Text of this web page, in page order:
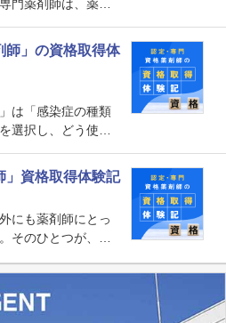
門薬剤師は、薬剤
に発足しました。薬
化するがん医療に
師にとって一目置
師」の資格取得体
は「感染症の種類
選択し、どう使っ
止対策加算の施設
げられており、今
より多くの役割が
。
」資格取得体験記
にも薬剤師にとっ
そのひとつが、
多岐にわたる医療
テム管理できるこ
きな武器になりま